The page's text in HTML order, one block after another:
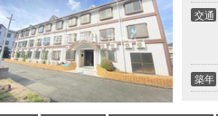
交通
築年